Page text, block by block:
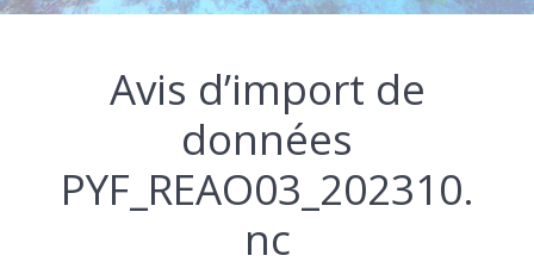
Avis d’import de
données
PYF_REAO03_202310.
nc